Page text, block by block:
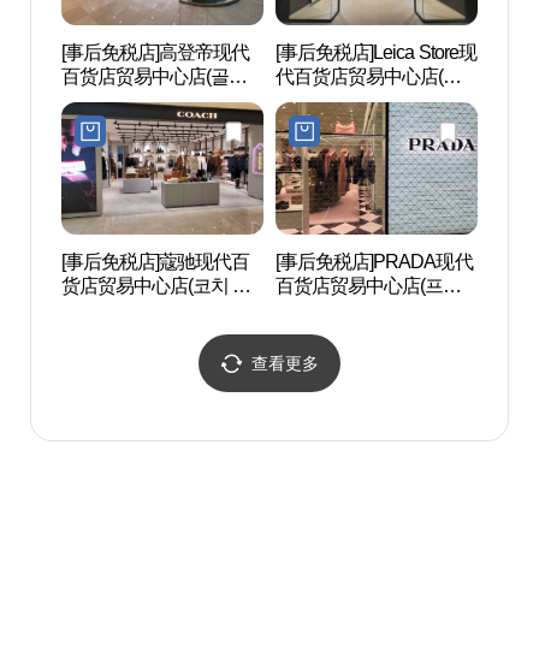
[事后免税店]高登帝现代
百货店贸易中心店(골든
듀 현대백화점 무역센터
점)
[事后免税店]Leica Store现
代百货店贸易中心店(라
이카 스토어 현대백화점
무역센터점)
[事后免税店]蔻驰现代百
货店贸易中心店(코치 현
[事后免税店]PRADA现代
百货店贸易中心店(프라
점)
查看更多